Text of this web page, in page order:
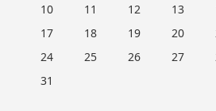
10
11 12 13
17
18 19 20
24
25 26 27
31